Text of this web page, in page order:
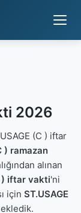
2026
(C ) iftar
) ramazan
alınan
) iftar vakti'ni
için ST.USAGE
ekledik.